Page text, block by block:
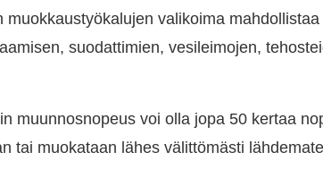
valikoima
suodattimien, vesileimojen,
muunnosnopeus voi olla jopa 50 kertaa
tai muokataan lähes välittömästi